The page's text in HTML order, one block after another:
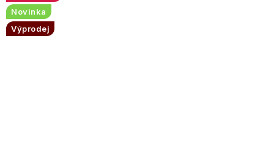
Novinka
Výprodej